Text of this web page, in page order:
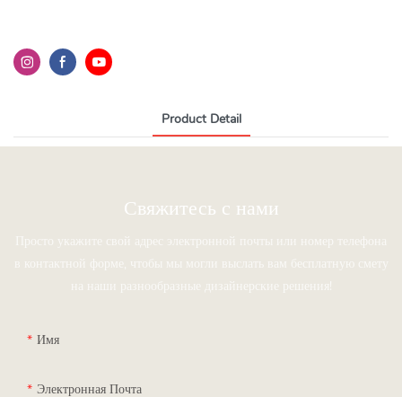
Product Detail
Свяжитесь с нами
Просто укажите свой адрес электронной почты или номер телефона
в контактной форме, чтобы мы могли выслать вам бесплатную смету
на наши разнообразные дизайнерские решения!
Имя
Электронная Почта